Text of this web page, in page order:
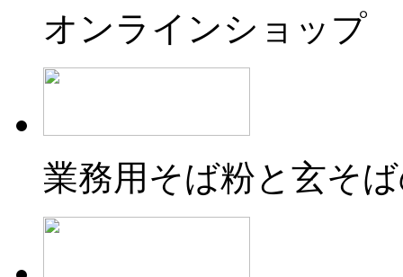
オンラインショップ
業務用そば粉と玄そ